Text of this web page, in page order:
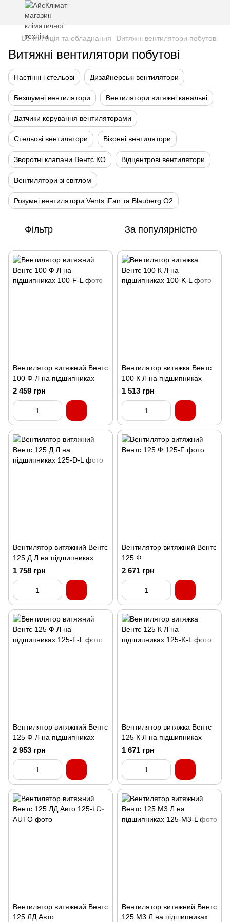
Вентиляція та обладнання Витяжні вентилятори побутові
Витяжні вентилятори побутові
Настінні і стельові Дизайнерські вентилятори
Безшумні вентилятори Вентилятори витяжні канальні
Датчики керування вентиляторами
Стельові вентилятори Віконні вентилятори
Зворотні клапани Вентс КО Відцентрові вентилятори
Вентилятори зі світлом
Розумні вентилятори Vents iFan та Blauberg O2
Фільтр За популярністю
Вентилятор витяжний Вентс
100 Ф Л на підшипниках
2 459 грн
Вентилятор витяжка Вентс
100 К Л на підшипниках
1 513 грн
Вентилятор витяжний Вентс
125 Д Л на підшипниках
1 758 грн
Вентилятор витяжний Вентс
125 Ф
2 671 грн
Вентилятор витяжний Вентс
125 Ф Л на підшипниках
2 953 грн
Вентилятор витяжка Вентс
125 К Л на підшипниках
1 671 грн
Вентилятор витяжний Вентс
125 ЛД Авто
Вентилятор витяжний Вентс
125 М3 Л на підшипниках